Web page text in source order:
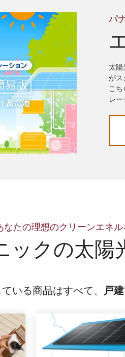
パ
太陽
がス
こ
レー
なたの理想のクリーンエネ
ックの太陽
いる商品はすべて、 戸